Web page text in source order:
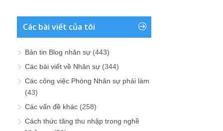
Các bài viết của tôi
Bản tin Blog nhân sự (443)
Các bài viết về Nhân sự (344)
Các công việc Phòng Nhân sự phải làm
(43)
Các vấn đề khác (258)
Cách thức tăng thu nhập trong nghề